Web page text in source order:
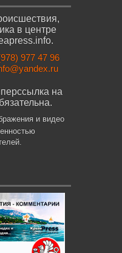
в центре
977 47 96
на
и видео